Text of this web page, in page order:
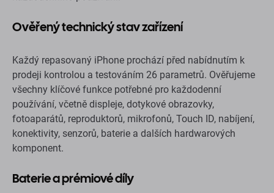
Ověřený technický stav zařízení
Každý repasovaný iPhone prochází před nabídnutím k
prodeji kontrolou a testováním 26 parametrů. Ověřujeme
všechny klíčové funkce potřebné pro každodenní
používání, včetně displeje, dotykové obrazovky,
fotoaparátů, reproduktorů, mikrofonů, Touch ID, nabíjení,
konektivity, senzorů, baterie a dalších hardwarových
komponent.
Baterie a prémiové díly